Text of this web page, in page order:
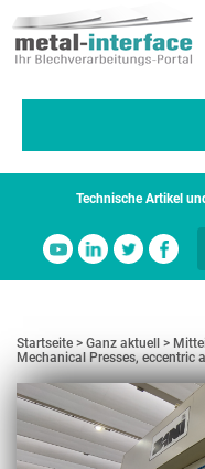
zum
Inhalt
Technische Artikel
Startseite Ganz aktuell
Mechanical Presses, eccentric